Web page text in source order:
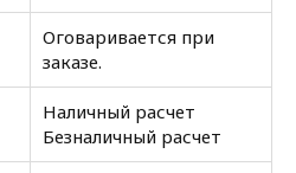
Оговаривается при
заказе.
Наличный расчет
Безналичный расчет